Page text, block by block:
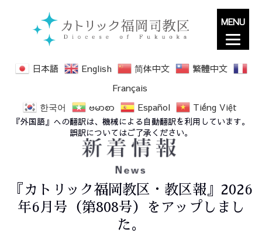
日本語 English 简体中文
繁體中文
Français
한국어
ဗမာစာ Español Tiếng Việt
『外国語』への翻訳は、機械による自動翻訳を利用しています。
誤訳についてはご了承ください。
『カトリック福岡教区・教区報』2026
年6月号（第808号）をアップしまし
た。
MENU